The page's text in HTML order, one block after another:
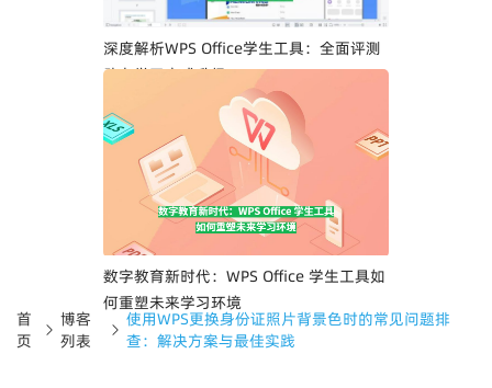
深度解析WPS Office学生工具：全面评测
助力学习方式升级
数字教育新时代：WPS Office 学生工具如
何重塑未来学习环境
首
页
博客
列表
使用WPS更换身份证照片背景色时的常见问题排
查：解决方案与最佳实践